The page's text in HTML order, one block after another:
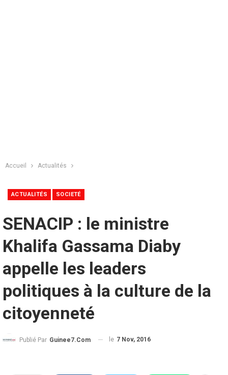
Accueil Actualités
ACTUALITÉS SOCIETÉ
SENACIP : le ministre
Khalifa Gassama Diaby
appelle les leaders
politiques à la culture de la
citoyenneté
Publié Par Guinee7.com le 7 Nov, 2016